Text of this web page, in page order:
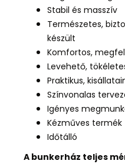
Stabil és masszív
Természetes,
készült
Komfortos,
Levehető,
Praktikus,
Színvonalas
Igényes
Kézműves termék
Időtálló
A bunkerház teljes